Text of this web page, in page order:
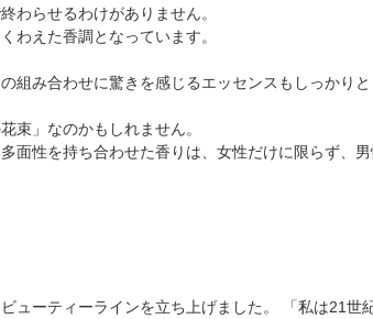
わらせるわけがありません。
わえた香調となっています。
組み合わせに驚きを感じるエッセンスもしっかり
束」なのかもしれません。
面性を持ち合わせた香りは、女性だけに限らず、
ューティーラインを立ち上げました。 「私は21世